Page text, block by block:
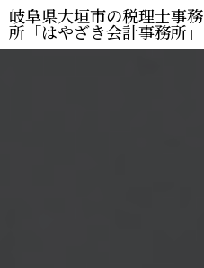
岐阜県大垣市の税理士事務
所「はやざき会計事務所」